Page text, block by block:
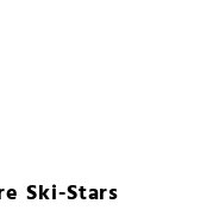
Ski-Stars